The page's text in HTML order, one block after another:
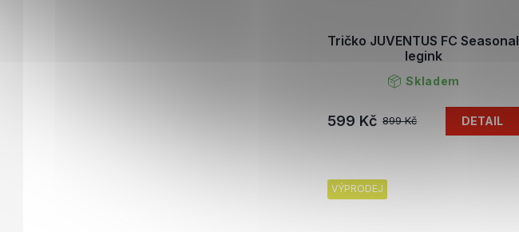
Tričko JUVENTUS FC Seasonal
legink
Skladem
899 Kč
599 Kč DETAIL
VÝPRODEJ